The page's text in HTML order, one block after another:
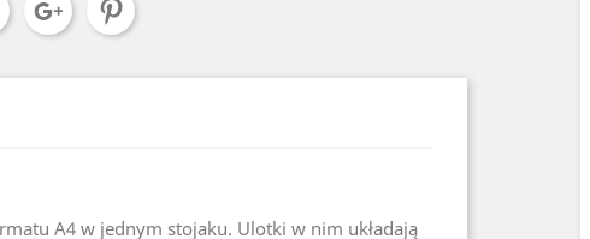
A4 w jednym stojaku. Ulotki w nim układają